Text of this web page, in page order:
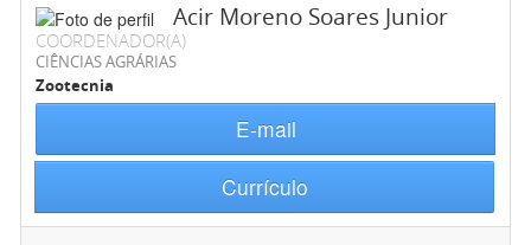
Acir Moreno Soares Junior
COORDENADOR(A)
CIÊNCIAS AGRÁRIAS
Zootecnia
E-mail
Currículo